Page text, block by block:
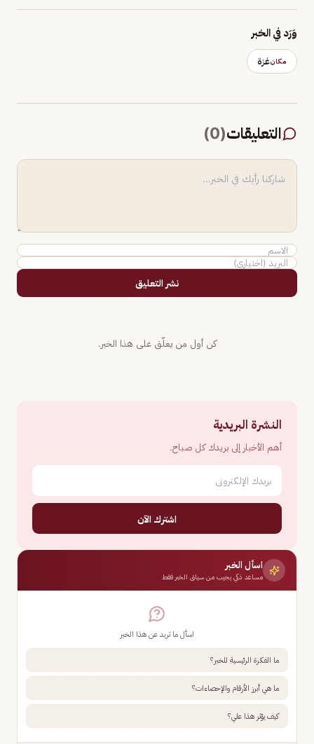
وَرَد في الخبر
مكانغزة
التعليقات(
0
)
نشر التعليق
كن أول من يعلّق على هذا الخبر.
النشرة البريدية
أهم الأخبار إلى بريدك كل صباح.
اشترك الآن
اسأل الخبر
مساعد ذكي يجيب من سياق الخبر فقط
اسأل ما تريد عن هذا الخبر
ما الفكرة الرئيسية للخبر؟
ما هي أبرز الأرقام والإحصاءات؟
كيف يؤثر هذا علي؟